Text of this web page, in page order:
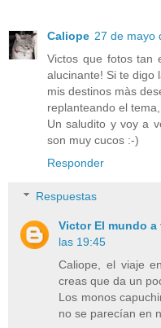
Caliope 27 de mayo
Victos que fotos tan
alucinante! Si te digo
mis destinos màs
replanteando el
Un saludito y voy a
son muy cucos :-)
Responder
Respuestas
Victor El mundo
las 19:45
Caliope, el viaje
creas que da un
Los monos
no se parecían en